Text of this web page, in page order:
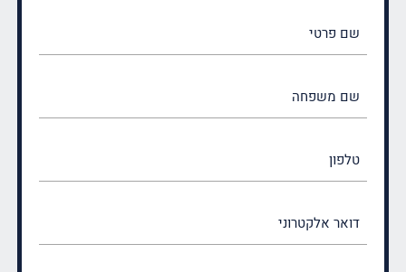
(חובה)
(חובה)